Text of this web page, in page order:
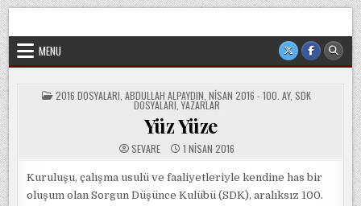
Skip
to
content
veya cemaatin güdümünde ya da tesirinde olmayan, tamamen
MENU
POSTED
IN
2016 DOSYALARI ABDULLAH ALPAYDIN NISAN 2016 - 100. AY, SDK
DOSYALARI ,YAZARLAR
Yüz Yüze
SEVARE 1 NISAN 2016
Kuruluşu, çalışma usulü ve faaliyetleriyle kendine has bir
oluşum olan Sorgun Düşünce Kulübü (SDK), aralıksız 100.